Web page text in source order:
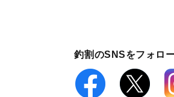
釣割のSNSをフォロ